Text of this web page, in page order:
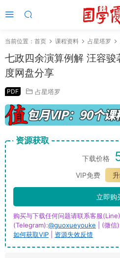
当前位置： 首页 课程资料 占星塔罗
七政四余演算例解 汪容骏
度网盘分享
PDF 占星塔罗
资源获取
下载价格
VIP免费
立即购
购买与下载任何问题请联系客服
(Telegram):@guoxueyouke | (微
如何获取VIP
资源失效反馈